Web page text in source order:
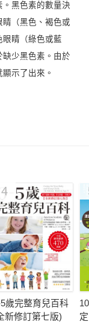
黑色素的數量決
（黑色、褐色或
睛（綠色或藍
少黑色素。由於
示了出來。
4
歲完整育兒百科
新修訂第七版)